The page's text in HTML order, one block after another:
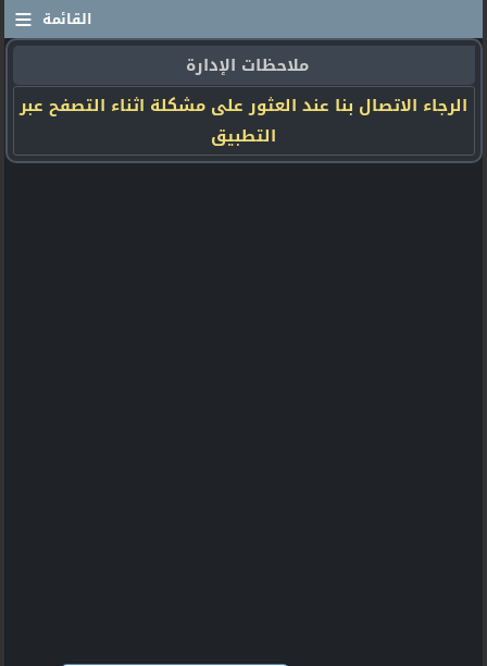
≡ القائمة
ملاحظات الإدارة
الرجاء الاتصال بنا عند العثور على مشكلة اثناء التصفح عبر
التطبيق